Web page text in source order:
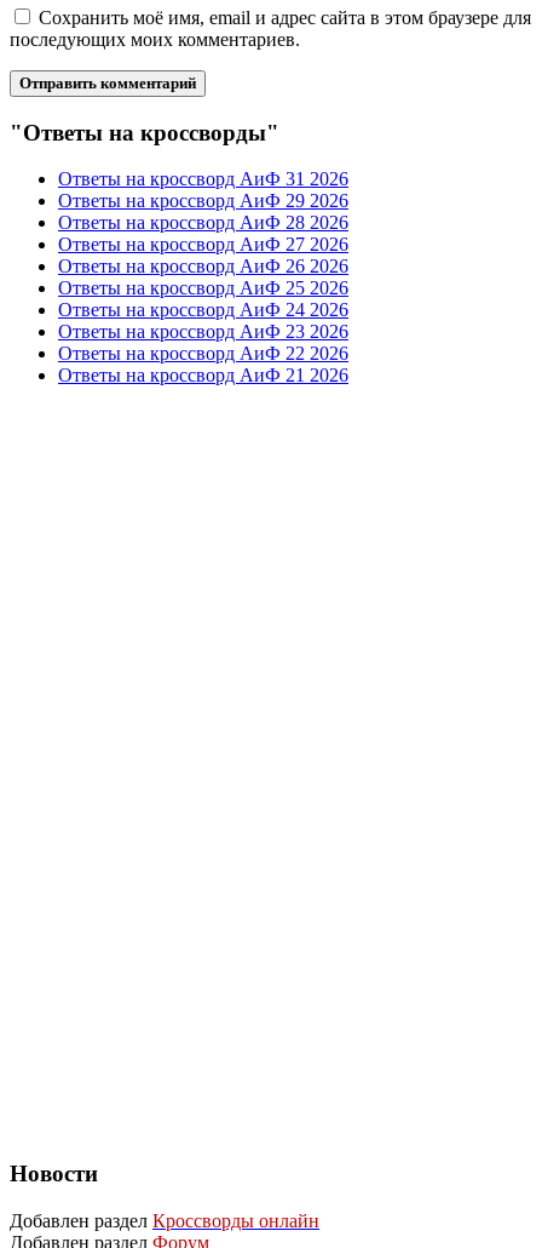
Сохранить моё имя, email и адрес сайта в этом браузере для
последующих моих комментариев.
"Ответы на кроссворды"
Ответы на кроссворд АиФ 31 2026
Ответы на кроссворд АиФ 29 2026
Ответы на кроссворд АиФ 28 2026
Ответы на кроссворд АиФ 27 2026
Ответы на кроссворд АиФ 26 2026
Ответы на кроссворд АиФ 25 2026
Ответы на кроссворд АиФ 24 2026
Ответы на кроссворд АиФ 23 2026
Ответы на кроссворд АиФ 22 2026
Ответы на кроссворд АиФ 21 2026
Новости
Добавлен раздел Кроссворды онлайн
Добавлен раздел Форум